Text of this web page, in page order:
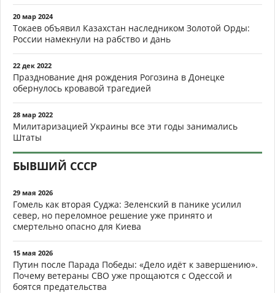
20 мар 2024
Токаев объявил Казахстан наследником Золотой Орды:
России намекнули на рабство и дань
22 дек 2022
Празднование дня рождения Рогозина в Донецке
обернулось кровавой трагедией
28 мар 2022
Милитаризацией Украины все эти годы занимались
Штаты
БЫВШИЙ СССР
29 мая 2026
Гомель как вторая Суджа: Зеленский в панике усилил
север, но переломное решение уже принято и
смертельно опасно для Киева
15 мая 2026
Путин после Парада Победы: «Дело идёт к завершению».
Почему ветераны СВО уже прощаются с Одессой и
боятся предательства